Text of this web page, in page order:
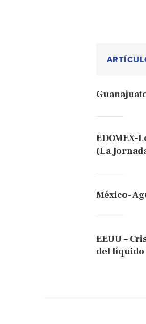
EDOMEX-
(La
México-
EEUU –
del líquido